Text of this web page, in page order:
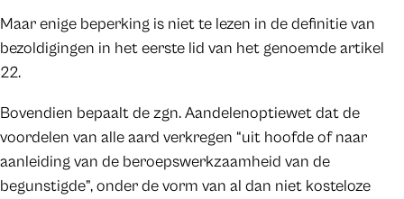
Maar enige beperking is niet te lezen in de definitie van
bezoldigingen in het eerste lid van het genoemde artikel
22.
Bovendien bepaalt de zgn. Aandelenoptiewet dat de
voordelen van alle aard verkregen “uit hoofde of naar
aanleiding van de beroepswerkzaamheid van de
begunstigde”, onder de vorm van al dan niet kosteloze